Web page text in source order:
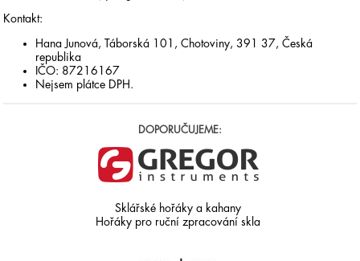
Kontakt:
Hana Junová, Táborská 101, Chotoviny, 391 37, Česká
republika
IČO: 87216167
Nejsem plátce DPH.
DOPORUČUJEME:
Sklářské hořáky a kahany
Hořáky pro ruční zpracování skla